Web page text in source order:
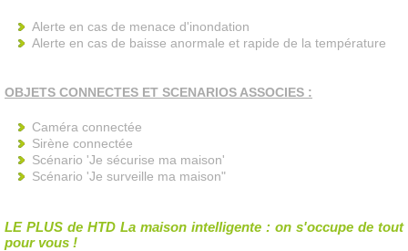
Alerte en cas de menace d'inondation
Alerte en cas de baisse anormale et rapide de la température
OBJETS CONNECTES ET SCENARIOS ASSOCIES :
Caméra connectée
Sirène connectée
Scénario 'Je sécurise ma maison'
Scénario 'Je surveille ma maison"
LE PLUS de HTD La maison intelligente : on s'occupe de tout
pour vous !